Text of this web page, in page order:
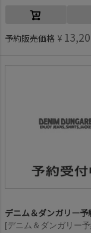
予約販売価格 ¥
デニム＆ダンガリー予